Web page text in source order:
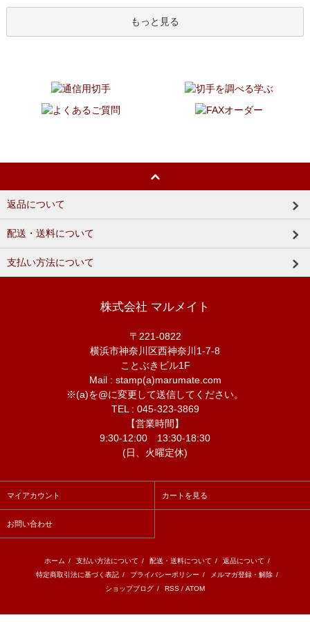
もっと見る
返品について
配送・送料について
支払い方法について
株式会社 マルメイト
〒221-0822
横浜市神奈川区西神奈川1-7-8
ことぶきビル1F
Mail : stamp(a)marumate.com
※(a)を@に変更して送信してください。
TEL : 045-323-3869
【営業時間】
9:30-12:00 13:30-18:30
(日、火曜定休)
マイアカウント カートを見る
お問い合わせ
ホーム / 支払い方法について / 配送・送料について / 返品について /
特定商取引法に基づく表記 / プライバシーポリシー / メルマガ登録・解除 /
ショップブログ / RSS / ATOM